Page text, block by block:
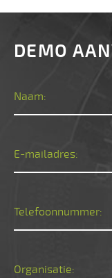
DEMO
Naam:
E-mailadres:
Telefoonnummer:
Organisatie: